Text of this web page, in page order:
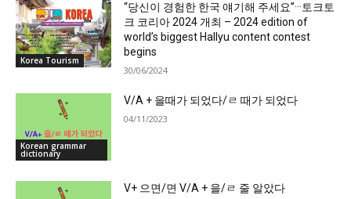
Korea Tourism
“당신이 경험한 한국 얘기해 주세요”···토크토
크 코리아 2024 개최 – 2024 edition of
world’s biggest Hallyu content contest
begins
30/06/2024
Korean grammar
dictionary
V/A + 을때가 되었다/ㄹ 때가 되었다
04/11/2023
V+ 으면/면 V/A + 을/ㄹ 줄 알았다